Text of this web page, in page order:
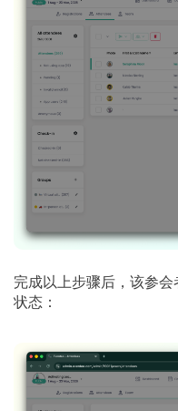
完成以上步骤后，该参
状态：